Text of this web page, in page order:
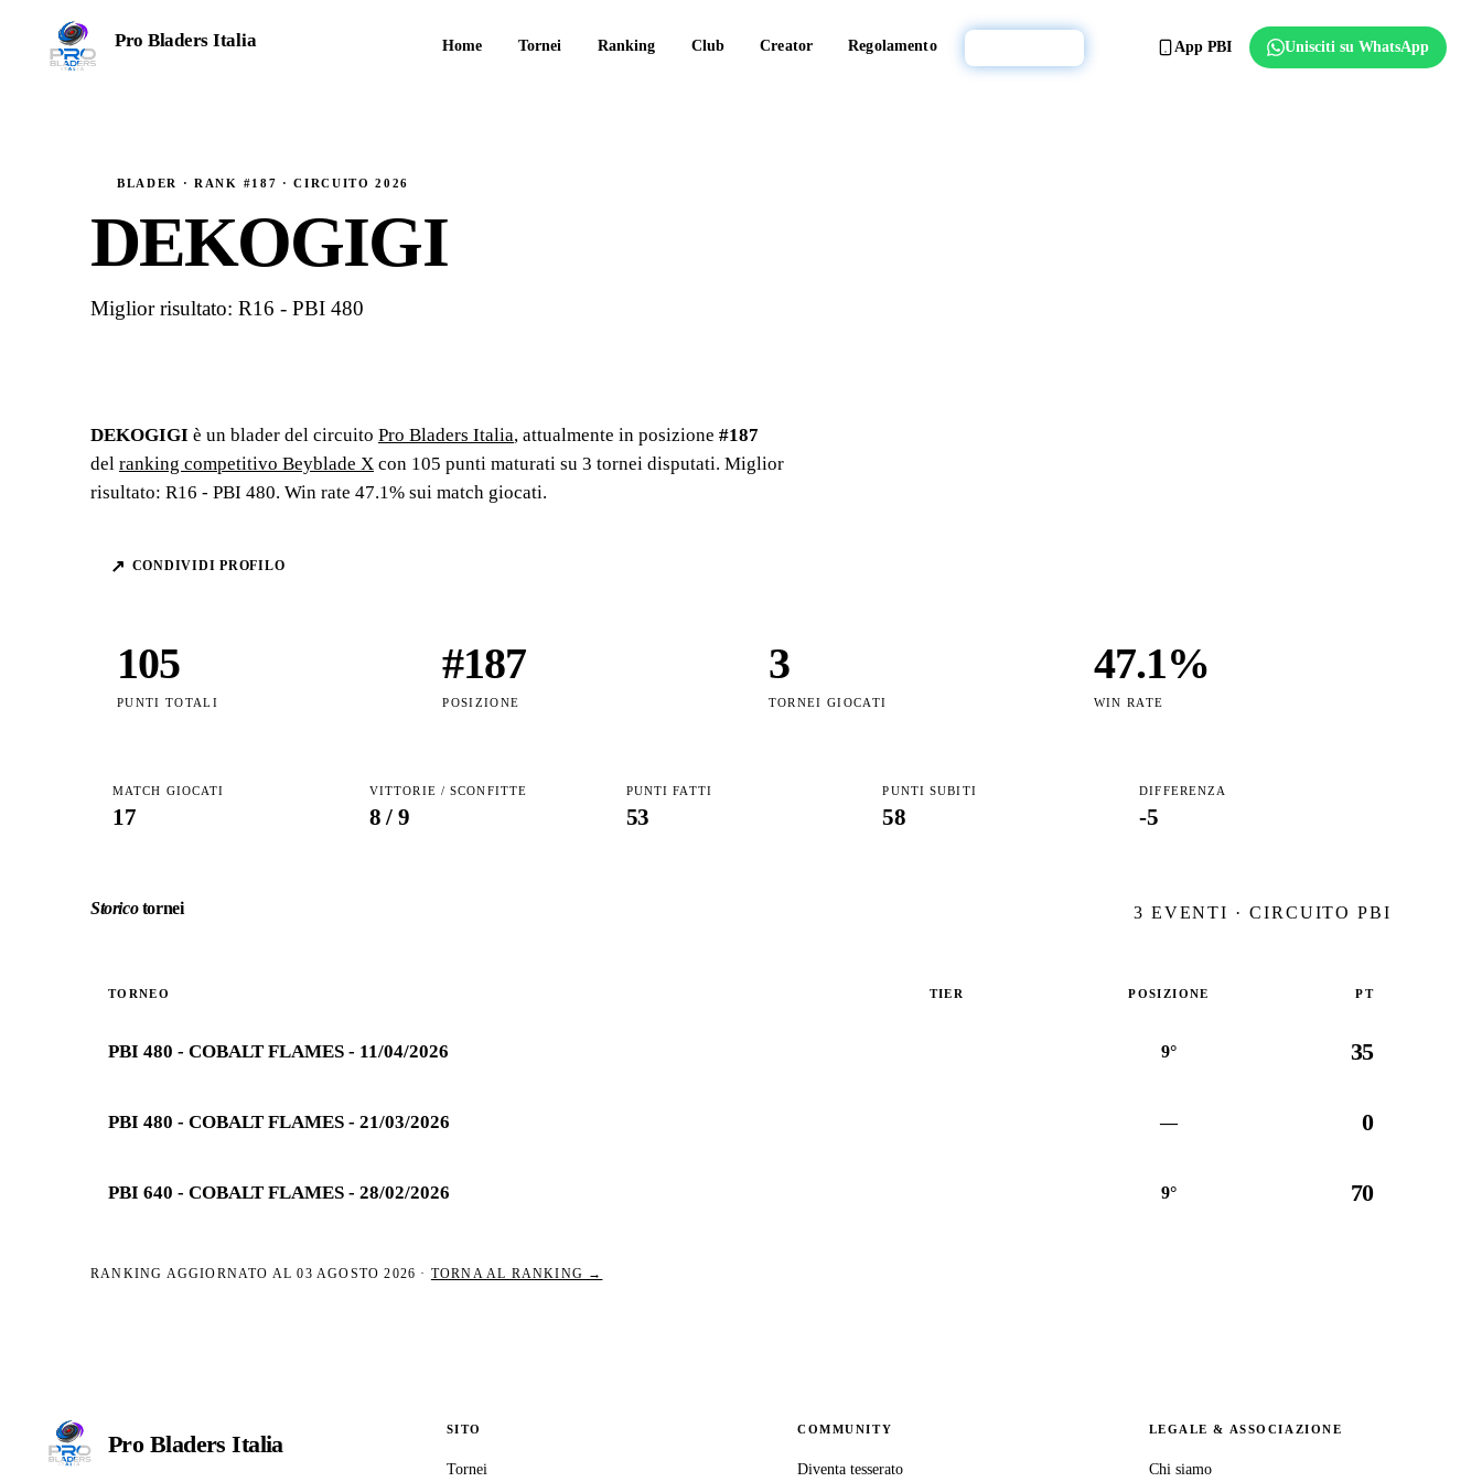
Pro Bladers Italia Home Tornei Ranking Club Creator Regolamento App PBI Unisciti su WhatsApp
BLADER · RANK #187 · CIRCUITO 2026
DEKOGIGI
Miglior risultato: R16 - PBI 480
DEKOGIGI è un blader del circuito Pro Bladers Italia, attualmente in posizione #187
del ranking competitivo Beyblade X con 105 punti maturati su 3 tornei disputati. Miglior
risultato: R16 - PBI 480. Win rate 47.1% sui match giocati.
↗ CONDIVIDI PROFILO
105
PUNTI TOTALI
#187
POSIZIONE
3
TORNEI GIOCATI
47.1%
WIN RATE
MATCH GIOCATI
17
VITTORIE / SCONFITTE
8 / 9
PUNTI FATTI
53
PUNTI SUBITI
58
DIFFERENZA
-5
Storicotornei 3 EVENTI · CIRCUITO PBI
TORNEO TIER POSIZIONE PT
PBI 480 - COBALT FLAMES - 11/04/2026 9° 35
PBI 480 - COBALT FLAMES - 21/03/2026 — 0
PBI 640 - COBALT FLAMES - 28/02/2026 9° 70
RANKING AGGIORNATO AL03 AGOSTO 2026 · TORNA AL RANKING →
Pro BladersItalia
SITO
Tornei
COMMUNITY
Diventa tesserato
LEGALE & ASSOCIAZIONE
Chi siamo